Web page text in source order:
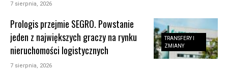
7 sierpnia, 2026
TRANSFERY I
ZMIANY
Prologis przejmie SEGRO. Powstanie
jeden z największych graczy na rynku
nieruchomości logistycznych
7 sierpnia, 2026